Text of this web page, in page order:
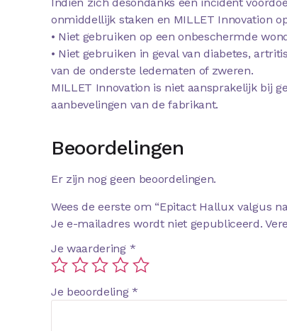
onmiddellijk staken en MILLET Innovation
• Niet gebruiken op een onbeschermde
• Niet gebruiken in geval van diabetes,
van de onderste ledematen of zweren.
MILLET Innovation is niet aansprakelijk bij
aanbevelingen van de fabrikant.
Beoordelingen
Er zijn nog geen beoordelingen.
Wees de eerste om “Epitact Hallux valgus
Je e-mailadres wordt niet gepubliceerd.
Je waardering *
Je beoordeling*